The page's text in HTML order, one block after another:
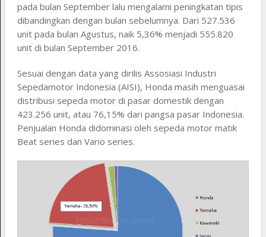
pada bulan September lalu mengalami peningkatan tipis
dibandingkan dengan bulan sebelumnya. Dari 527.536
unit pada bulan Agustus, naik 5,36% menjadi 555.820
unit di bulan September 2016.
Sesuai dengan data yang dirilis Assosiasi Industri
Sepedamotor Indonesia (AISI), Honda masih menguasai
distribusi sepeda motor di pasar domestik dengan
423.256 unit, atau 76,15% dari pangsa pasar Indonesia.
Penjualan Honda didominasi oleh sepeda motor matik
Beat series dan Vario series.